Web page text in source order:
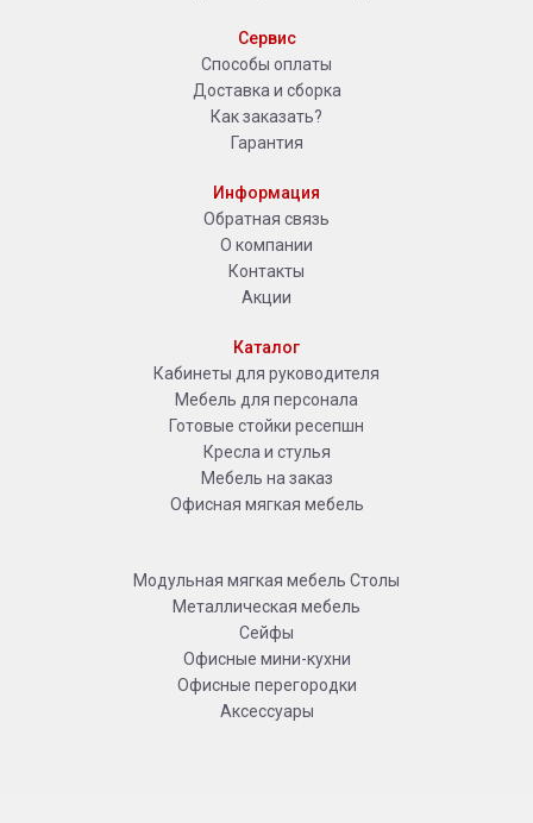
Сервис
Способы оплаты
Доставка и сборка
Как заказать?
Гарантия
Информация
Обратная связь
О компании
Контакты
Акции
Каталог
Кабинеты для руководителя
Мебель для персонала
Готовые стойки ресепшн
Кресла и стулья
Мебель на заказ
Офисная мягкая мебель
Модульная мягкая мебель Столы
Металлическая мебель
Сейфы
Офисные мини-кухни
Офисные перегородки
Аксессуары